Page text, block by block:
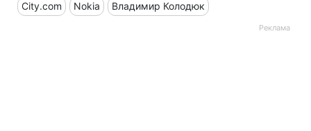
City.com Nokia Владимир Колодюк